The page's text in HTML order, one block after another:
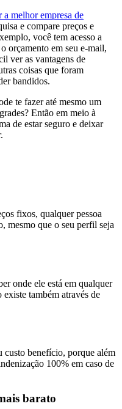
a melhor empresa de
e compare preços e
você tem acesso a
orçamento em seu e-mail,
ver as vantagens de
coisas que foram
bandidos.
te fazer até mesmo um
Então em meio à
de estar seguro e deixar
fixos, qualquer pessoa
mesmo que o seu perfil seja
onde ele está em qualquer
também através de
custo benefício, porque além
100% em caso de
barato